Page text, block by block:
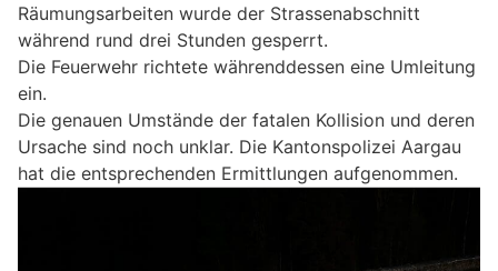
Räumungsarbeiten wurde der Strassenabschnitt
während rund drei Stunden gesperrt.
Die Feuerwehr richtete währenddessen eine Umleitung
ein.
Die genauen Umstände der fatalen Kollision und deren
Ursache sind noch unklar. Die Kantonspolizei Aargau
hat die entsprechenden Ermittlungen aufgenommen.